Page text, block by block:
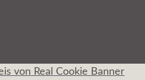
von Real Cookie Banner